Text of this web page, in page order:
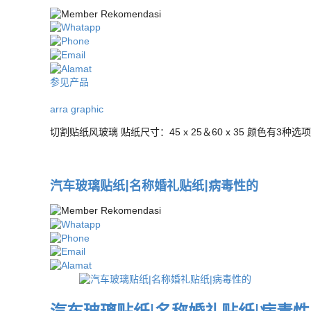
参见产品
arra graphic
切割贴纸风玻璃 贴纸尺寸：45 x 25＆60 x 35 颜色有3种选
汽车玻璃贴纸|名称婚礼贴纸|病毒性的